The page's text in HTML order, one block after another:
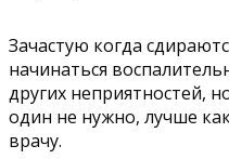
Зачастую когда
начинаться
других неприятностей,
один не нужно, лучше
врачу.